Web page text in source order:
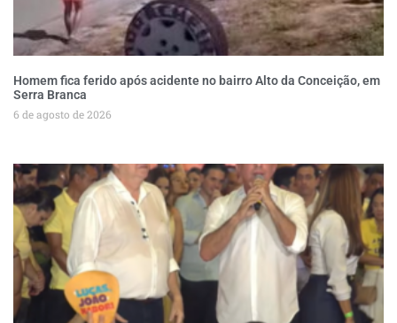
Homem fica ferido após acidente no bairro Alto da Conceição, em
Serra Branca
6 de agosto de 2026